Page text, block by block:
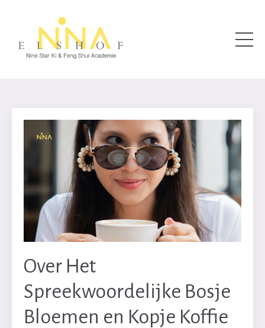
Over Het
Spreekwoordelijke Bosje
Bloemen en Kopje Koffie